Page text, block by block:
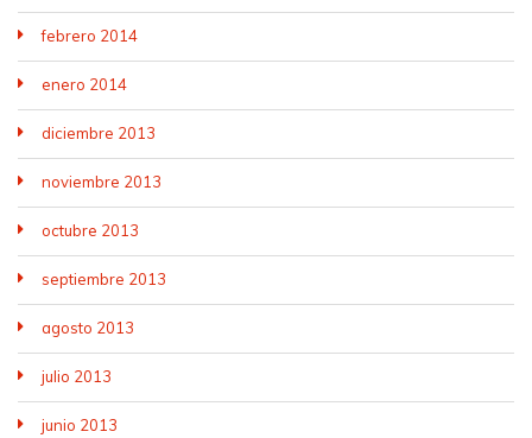
febrero 2014
enero 2014
diciembre 2013
noviembre 2013
octubre 2013
septiembre 2013
agosto 2013
julio 2013
junio 2013